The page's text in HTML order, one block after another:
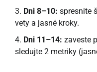
Dni 8–10: spresnite
vety a jasné kroky.
Dni 11–14: zaveste
sledujte 2 metriky